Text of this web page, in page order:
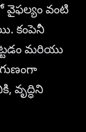
వైఫల్యం వంటి
కంపెనీ
మరియు
వృద్ధిని